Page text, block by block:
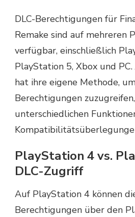
DLC-Berechtigungen für
Remake sind auf mehreren
verfügbar, einschließlich
PlayStation 5, Xbox und
hat ihre eigene Methode,
Berechtigungen
unterschiedlichen
PlayStation 4 vs.
DLC-Zugriff
Auf PlayStation 4 können
Berechtigungen über den